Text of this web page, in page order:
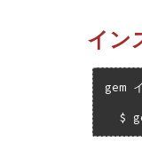
イン
gem
$